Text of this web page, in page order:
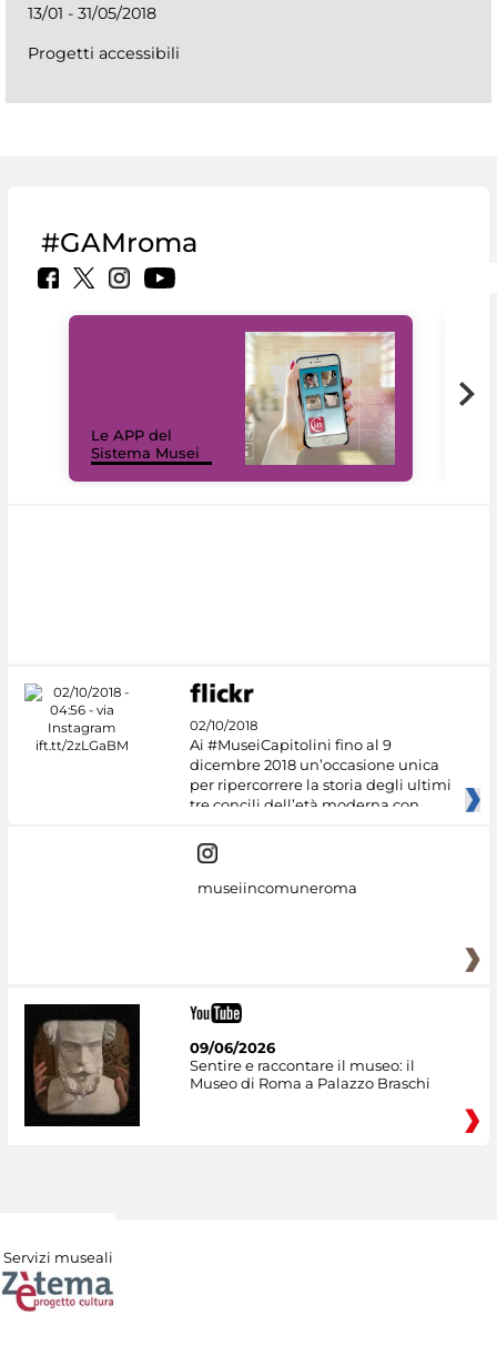
13/01 - 31/05/2018
Progetti accessibili
#GAMroma
Le APP del
Sistema Musei
02/10/2018
Ai #MuseiCapitolini fino al 9
dicembre 2018 un’occasione unica
per ripercorrere la storia degli ultimi
tre concili dell’età moderna con
museiincomuneroma
09/06/2026
Sentire e raccontare il museo: il
Museo di Roma a Palazzo Braschi
Servizi museali